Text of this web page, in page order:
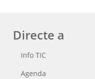
Directe a
Info TIC
Agenda